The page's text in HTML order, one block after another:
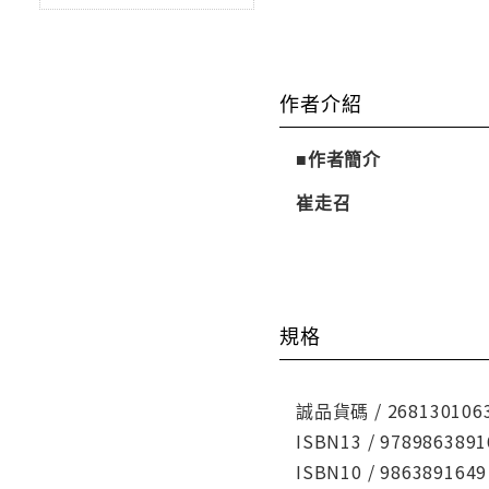
作者介紹
■作者簡介
崔走召
規格
誠品貨碼 /
ISBN13 /
ISBN10 / 9863891649